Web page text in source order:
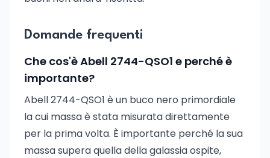
Domande frequenti
Che cos'è Abell 2744-QSO1 e perché è
importante?
Abell 2744-QSO1 è un buco nero primordiale
la cui massa è stata misurata direttamente
per la prima volta. È importante perché la sua
massa supera quella della galassia ospite,